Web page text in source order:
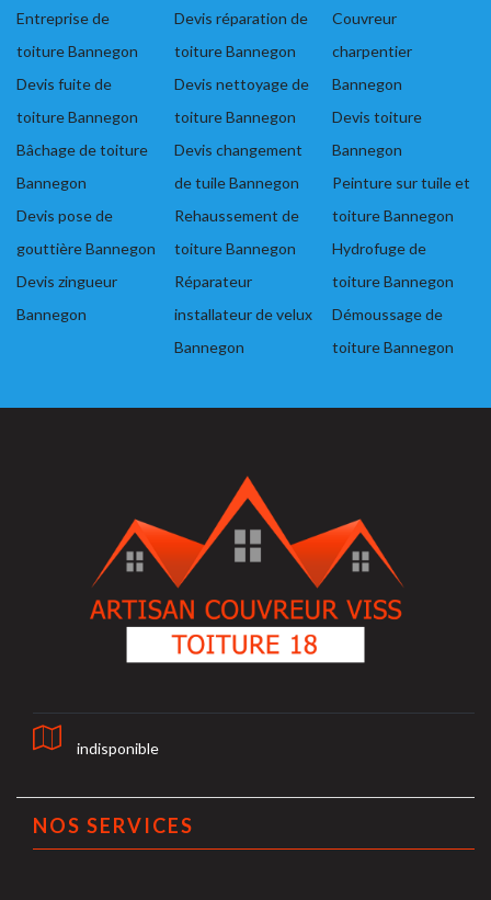
Entreprise de
toiture Bannegon
Devis fuite de
toiture Bannegon
Bâchage de toiture
Bannegon
Devis pose de
gouttière Bannegon
Devis zingueur
Bannegon
Devis réparation de
toiture Bannegon
Devis nettoyage de
toiture Bannegon
Devis changement
de tuile Bannegon
Rehaussement de
toiture Bannegon
Réparateur
installateur de velux
Bannegon
Couvreur
charpentier
Bannegon
Devis toiture
Bannegon
Peinture sur tuile et
toiture Bannegon
Hydrofuge de
toiture Bannegon
Démoussage de
toiture Bannegon
indisponible
NOS SERVICES